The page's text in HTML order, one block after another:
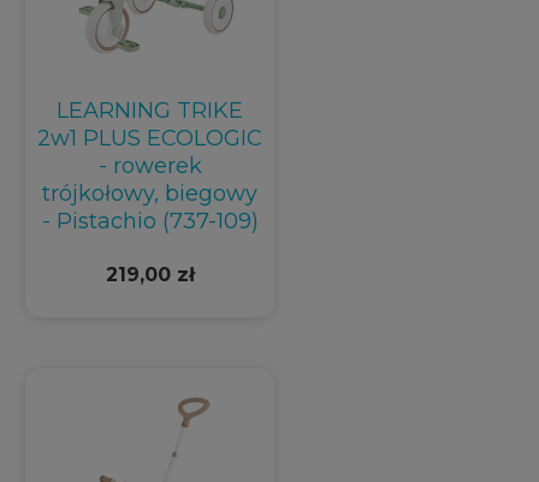
LEARNING TRIKE
2w1 PLUS ECOLOGIC
- rowerek
trójkołowy, biegowy
- Pistachio (737-109)
219,00 zł